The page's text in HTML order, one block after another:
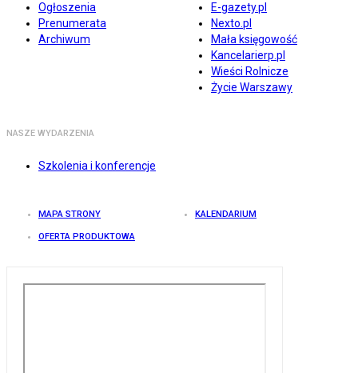
Ogłoszenia
Prenumerata
Archiwum
E-gazety.pl
Nexto.pl
Mała księgowość
Kancelarierp.pl
Wieści Rolnicze
Życie Warszawy
NASZE WYDARZENIA
Szkolenia i konferencje
MAPA STRONY KALENDARIUM
OFERTA PRODUKTOWA